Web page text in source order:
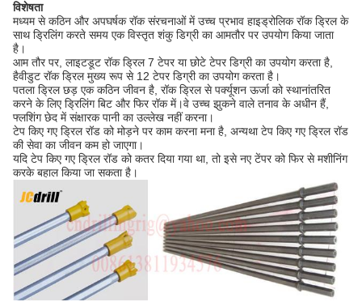
विशेषता
मध्यम से कठिन और अपघर्षक रॉक संरचनाओं में उच्च प्रभाव हाइड्रोलिक रॉक ड्रिल के
साथ ड्रिलिंग करते समय एक विस्तृत शंकु डिग्री का आमतौर पर उपयोग किया जाता
है।
आम तौर पर, लाइटडूट रॉक ड्रिल 7 टेपर या छोटे टेपर डिग्री का उपयोग करता है,
हैवीडुट रॉक ड्रिल मुख्य रूप से 12 टेपर डिग्री का उपयोग करता है।
पतला ड्रिल छड़ एक कठिन जीवन है, रॉक ड्रिल से पर्क्यूशन ऊर्जा को स्थानांतरित
करने के लिए ड्रिलिंग बिट और फिर रॉक में।वे उच्च झुकने वाले तनाव के अधीन हैं,
फ्लशिंग छेद में संक्षारक पानी का उल्लेख नहीं करना।
टेप किए गए ड्रिल रॉड को मोड़ने पर काम करना मना है, अन्यथा टेप किए गए ड्रिल रॉड
की सेवा का जीवन कम हो जाएगा।
यदि टेप किए गए ड्रिल रॉड को कतर दिया गया था, तो इसे नए टेंपर को फिर से मशीनिंग
करके बहाल किया जा सकता है।